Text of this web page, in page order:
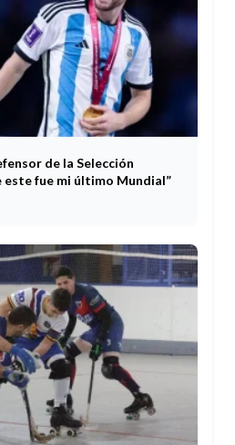
de la Selección
este fue mi último Mundial”